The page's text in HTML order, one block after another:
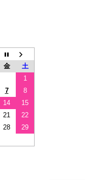
金
土
1
7
8
14
15
21
22
28
29